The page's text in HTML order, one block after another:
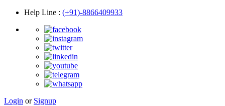
Help Line : (+91)-8866409933
Login or Signup